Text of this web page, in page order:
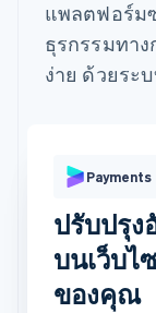
แพลตฟอร์ม
ธุรกรรมทาง
ง่าย ด้วยระ
บั
ข้อมู
Payments
ปรับปรุง
บนเว็บ
ของคุณ